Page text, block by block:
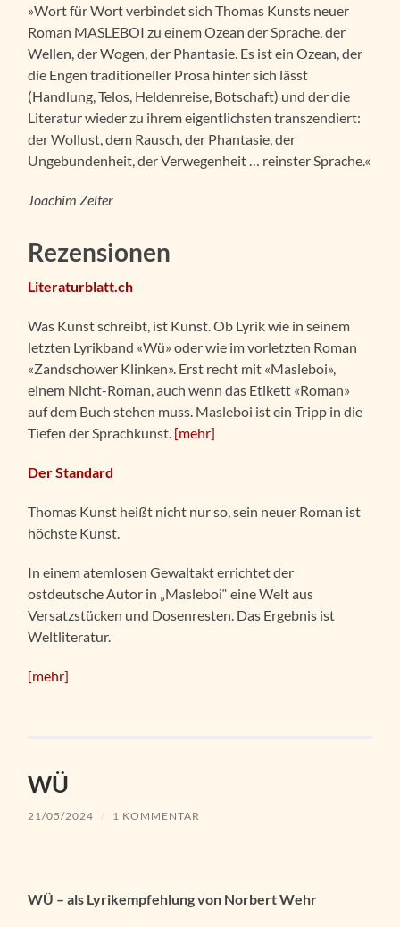
»Wort für Wort verbindet sich Thomas Kunsts neuer
Roman MASLEBOI zu einem Ozean der Sprache, der
Wellen, der Wogen, der Phantasie. Es ist ein Ozean, der
die Engen traditioneller Prosa hinter sich lässt
(Handlung, Telos, Heldenreise, Botschaft) und der die
Literatur wieder zu ihrem eigentlichsten transzendiert:
der Wollust, dem Rausch, der Phantasie, der
Ungebundenheit, der Verwegenheit … reinster Sprache.«
Joachim Zelter
Rezensionen
Literaturblatt.ch
Was Kunst schreibt, ist Kunst. Ob Lyrik wie in seinem
letzten Lyrikband «Wü» oder wie im vorletzten Roman
«Zandschower Klinken». Erst recht mit «Masleboi»,
einem Nicht-Roman, auch wenn das Etikett «Roman»
auf dem Buch stehen muss. Masleboi ist ein Tripp in die
Tiefen der Sprachkunst. [mehr]
Der Standard
Thomas Kunst heißt nicht nur so, sein neuer Roman ist
höchste Kunst.
In einem atemlosen Gewaltakt errichtet der
ostdeutsche Autor in „Masleboi“ eine Welt aus
Versatzstücken und Dosenresten. Das Ergebnis ist
Weltliteratur.
[mehr]
WÜ
21/05/2024 / 1 KOMMENTAR
WÜ – als Lyrikempfehlung von Norbert Wehr